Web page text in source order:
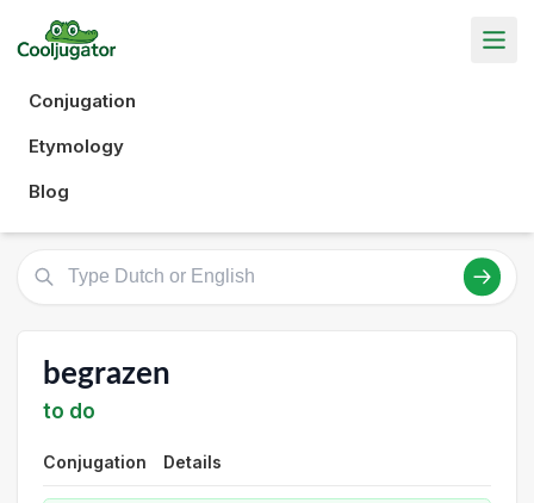
Conjugation
Etymology
Blog
begrazen
to do
Conjugation Details